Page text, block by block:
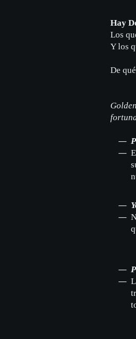
Hay
Los
Y los
De